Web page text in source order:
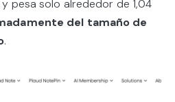
pesa solo alrededor de 1,04
del tamaño de
.